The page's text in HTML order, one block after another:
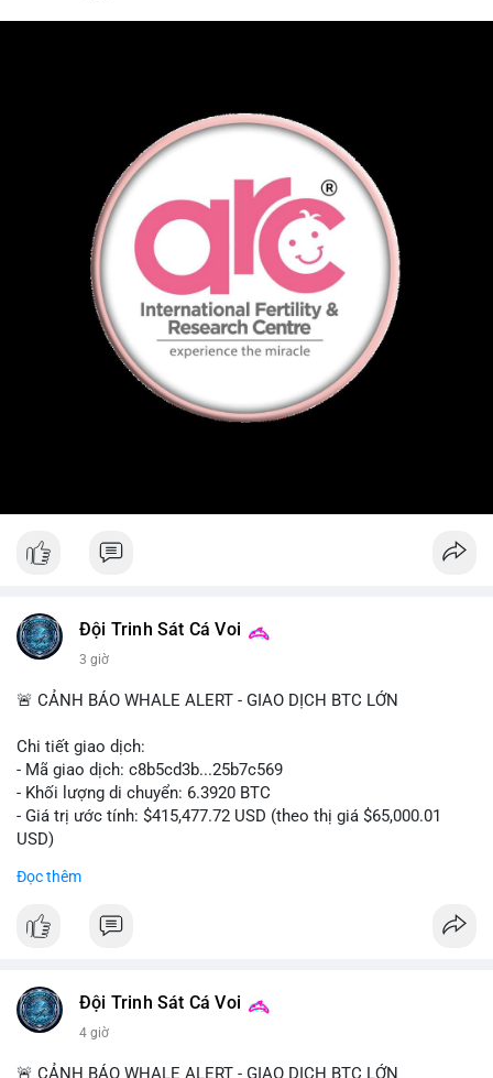
Đội Trinh Sát Cá Voi
3 giờ
🚨 CẢNH BÁO WHALE ALERT - GIAO DỊCH BTC LỚN
Chi tiết giao dịch:
- Mã giao dịch: c8b5cd3b...25b7c569
- Khối lượng di chuyển: 6.3920 BTC
- Giá trị ước tính: $415,477.72 USD (theo thị giá $65,000.01
USD)
nghìn USD được xác nhận trong mempool, mức chuyển động
khả năng là cá voi tái phân bổ tài sản giữa các ví nóng hoặc
chuẩn bị thanh khoản cho chiến lược giao dịch ngắn hạn. Nếu
bán có thể hình thành. Ngược lại, nếu BTC được chuyển sang
Đọc thêm
Đội Trinh Sát Cá Voi
4 giờ
🚨 CẢNH BÁO WHALE ALERT - GIAO DỊCH BTC LỚN